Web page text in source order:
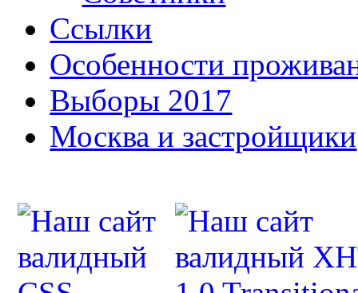
Ссылки
Особенности
Выборы 2017
Москва и застройщики